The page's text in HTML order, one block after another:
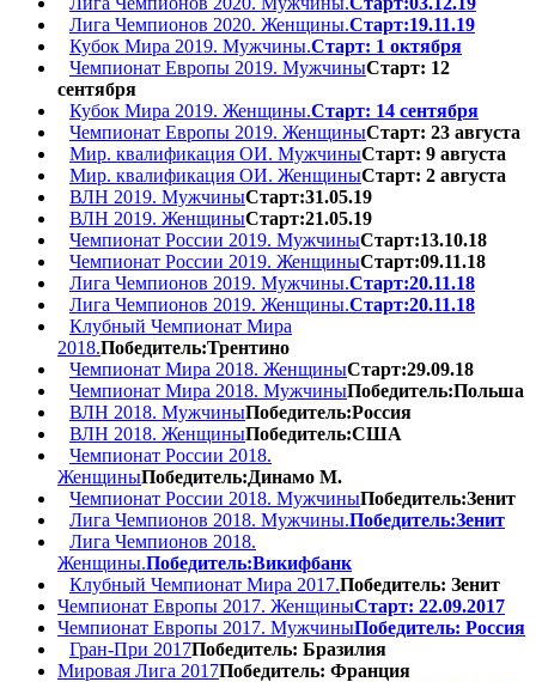
Лига Чемпионов 2020. Женщины.Старт:19.11.19
Кубок Мира 2019. Мужчины.Старт: 1 октября
Чемпионат Европы 2019. МужчиныСтарт: 12
сентября
Кубок Мира 2019. Женщины.Старт: 14 сентября
Чемпионат Европы 2019. ЖенщиныСтарт: 23 августа
Мир. квалификация ОИ. МужчиныСтарт: 9 августа
Мир. квалификация ОИ. ЖенщиныСтарт: 2 августа
ВЛН 2019. МужчиныСтарт:31.05.19
ВЛН 2019. ЖенщиныСтарт:21.05.19
Чемпионат России 2019. МужчиныСтарт:13.10.18
Чемпионат России 2019. ЖенщиныСтарт:09.11.18
Лига Чемпионов 2019. Мужчины.Старт:20.11.18
Лига Чемпионов 2019. Женщины.Старт:20.11.18
Клубный Чемпионат Мира
2018.Победитель:Трентино
Чемпионат Мира 2018. ЖенщиныСтарт:29.09.18
Чемпионат Мира 2018. МужчиныПобедитель:Польша
ВЛН 2018. МужчиныПобедитель:Россия
ВЛН 2018. ЖенщиныПобедитель:США
Чемпионат России 2018.
ЖенщиныПобедитель:Динамо М.
Чемпионат России 2018. МужчиныПобедитель:Зенит
Лига Чемпионов 2018. Мужчины.Победитель:Зенит
Лига Чемпионов 2018.
Женщины.Победитель:Викифбанк
Клубный Чемпионат Мира 2017.Победитель: Зенит
Чемпионат Европы 2017. ЖенщиныСтарт: 22.09.2017
Чемпионат Европы 2017. МужчиныПобедитель: Россия
Гран-При 2017Победитель: Бразилия
Мировая Лига 2017Победитель: Франция